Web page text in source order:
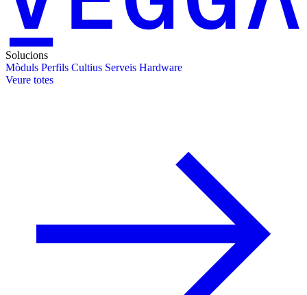
Solucions
Mòduls Perfils Cultius Serveis Hardware
Veure totes